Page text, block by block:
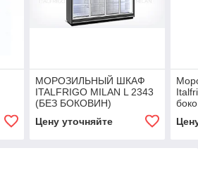
МОРОЗИЛЬНЫЙ ШКАФ
ITALFRIGO MILAN L 2343
(БЕЗ БОКОВИН)
Цену уточняйте